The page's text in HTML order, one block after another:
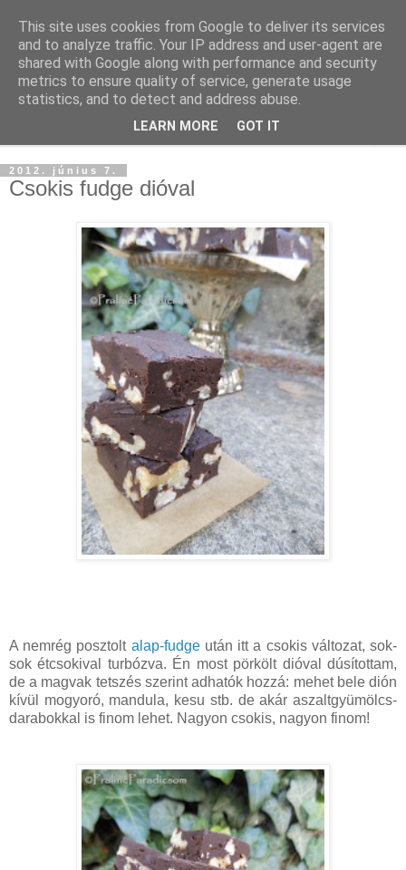
2012. június 7.
Csokis fudge dióval
A nemrég posztolt alap-fudgeután itt a csokis változat, sok-
sok étcsokival turbózva. Én most pörkölt dióval dúsítottam,
de a magvak tetszés szerint adhatók hozzá: mehet bele dión
kívül mogyoró, mandula, kesu stb. de akár aszaltgyümölcs-
darabokkal is finom lehet. Nagyon csokis, nagyon finom!
This site uses cookies from Google to deliver its services
and to analyze traffic. Your IP address and user-agent are
shared with Google along with performance and security
metrics to ensure quality of service, generate usage
statistics, and to detect and address abuse.
LEARN MORE GOT IT